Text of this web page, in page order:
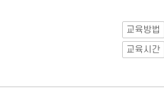
교육방법
교육시간